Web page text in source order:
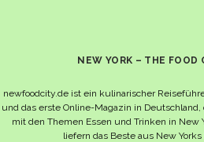
NEW YORK – THE FOOD
newfoodcity.de ist ein kulinarischer
und das erste Online-Magazin in Deutschland,
mit den Themen Essen und Trinken in New
liefern das Beste aus New Yorks